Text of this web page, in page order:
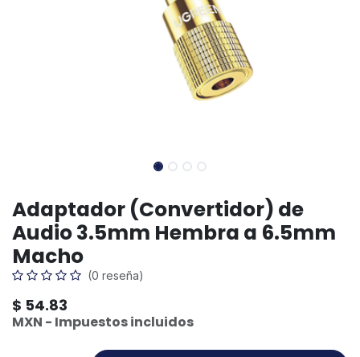
Adaptador (Convertidor) de
Audio 3.5mm Hembra a 6.5mm
Macho
(0 reseña)
$ 54.83
MXN - Impuestos incluidos